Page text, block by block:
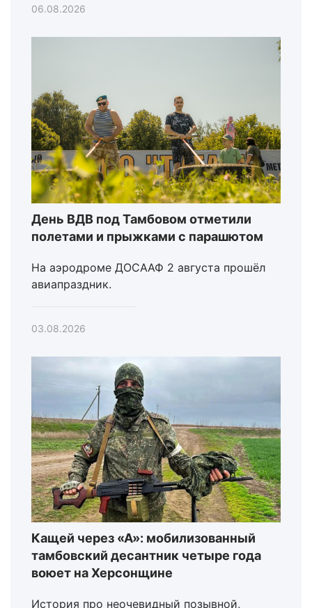
06.08.2026
День ВДВ под Тамбовом отметили
полетами и прыжками с парашютом
На аэродроме ДОСААФ 2 августа прошёл
авиапраздник.
03.08.2026
Кащей через «А»: мобилизованный
тамбовский десантник четыре года
воюет на Херсонщине
История про неочевидный позывной,